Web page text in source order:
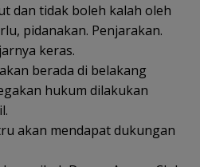
dan tidak boleh kalah oleh
pidanakan. Penjarakan.
keras.
berada di belakang
hukum dilakukan
akan mendapat dukungan